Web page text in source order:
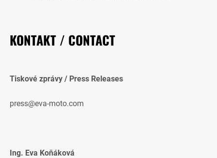
KONTAKT / CONTACT
Tiskové zprávy / Press Releases
press@eva-moto.com
Ing. Eva Koňáková